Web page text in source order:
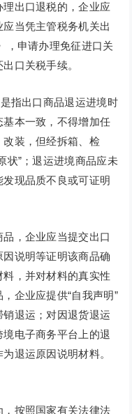
出口退税的，企业应
当凭主管税务机关出
，申请办理免征进口关
口关税手续。
指出口商品退运进境时
本一致，不得增加任
装，但经拆箱、检
状”；退运进境商品应未
现品质不良或可证明
，企业应当提交出口
说明等证明该商品确
，并对材料的真实性
企业应提供“自我声明”
退运；对因退货退运
电子商务平台上的退
退运原因说明材料。
按照国家有关法律法